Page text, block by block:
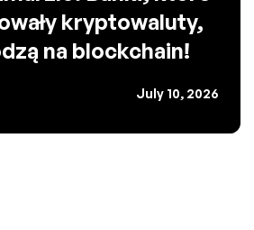
kryptowaluty,
na blockchain!
July 10, 2026